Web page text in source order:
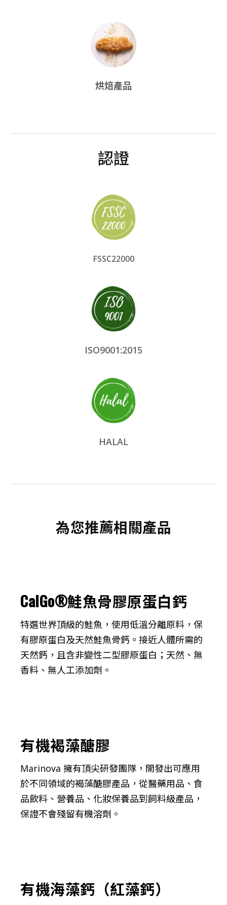
烘焙產品
認證
FSSC22000
ISO9001:2015
HALAL
為您推薦相關產品
CalGo®鮭魚骨膠原蛋白鈣
特選世界頂級的鮭魚，使用低溫分離原料，保
有膠原蛋白及天然鮭魚骨鈣。接近人體所需的
天然鈣，且含非變性二型膠原蛋白；天然、無
香料、無人工添加劑。
有機褐藻醣膠
Marinova 擁有頂尖研發團隊，開發出可應用
於不同領域的褐藻醣膠產品，從醫藥用品、食
品飲料、營養品、化妝保養品到飼料級產品，
保證不會殘留有機溶劑。
有機海藻鈣（紅藻鈣）